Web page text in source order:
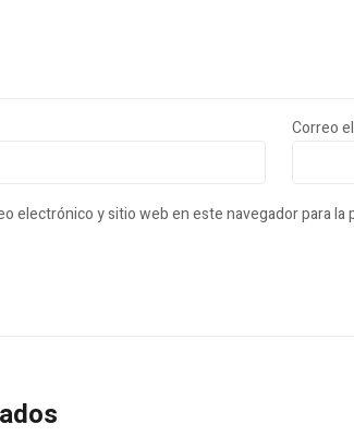
Correo
electrónico y sitio web en este navegador para